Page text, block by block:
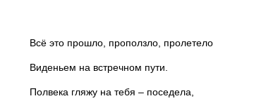
Всё это прошло, проползло, пролетело
Виденьем на встречном пути.
Полвека гляжу на тебя – поседела,